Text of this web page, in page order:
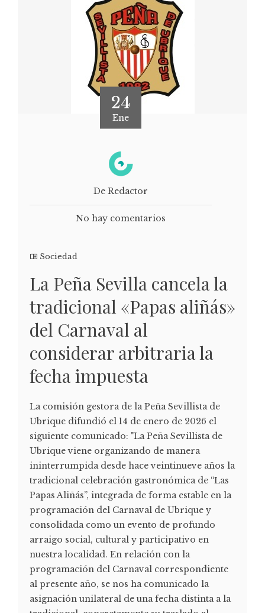
24
Ene
De Redactor
No hay comentarios
Sociedad
La Peña Sevilla cancela la
tradicional «Papas aliñás»
del Carnaval al
considerar arbitraria la
fecha impuesta
La comisión gestora de la Peña Sevillista de
Ubrique difundió el 14 de enero de 2026 el
siguiente comunicado: "La Peña Sevillista de
Ubrique viene organizando de manera
ininterrumpida desde hace veintinueve años la
tradicional celebración gastronómica de “Las
Papas Aliñás”, integrada de forma estable en la
programación del Carnaval de Ubrique y
consolidada como un evento de profundo
arraigo social, cultural y participativo en
nuestra localidad. En relación con la
programación del Carnaval correspondiente
al presente año, se nos ha comunicado la
asignación unilateral de una fecha distinta a la